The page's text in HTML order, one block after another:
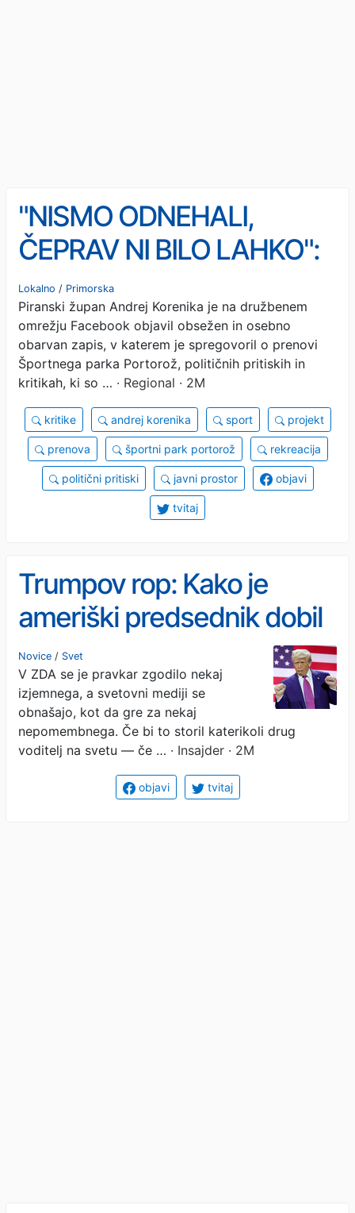
"NISMO ODNEHALI,
ČEPRAV NI BILO LAHKO":
Korenika odkrito o pritiskih
zaradi prenove Športnega
parka Portorož
Lokalno / Primorska
Piranski župan Andrej Korenika je na družbenem
omrežju Facebook objavil obsežen in osebno
obarvan zapis, v katerem je spregovoril o prenovi
Športnega parka Portorož, političnih pritiskih in
kritikah, ki so … · Regional · 2M
kritike andrej korenika sport projekt
prenova športni park portorož rekreacija
politični pritiski javni prostor objavi
tvitaj
Trumpov rop: Kako je
ameriški predsednik dobil
1,8-milijardni »fond za
prijatelje in družino« z
doživljenjsko imuniteto
Novice / Svet
V ZDA se je pravkar zgodilo nekaj
izjemnega, a svetovni mediji se
obnašajo, kot da gre za nekaj
nepomembnega. Če bi to storil katerikoli drug
voditelj na svetu — če … · Insajder · 2M
objavi tvitaj